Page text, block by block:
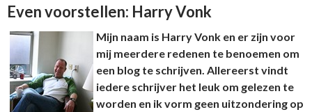
Even voorstellen: Harry Vonk
Mijn naam is Harry Vonk en er zijn voor
mij meerdere redenen te benoemen om
een blog te schrijven. Allereerst vindt
iedere schrijver het leuk om gelezen te
worden en ik vorm geen uitzondering op